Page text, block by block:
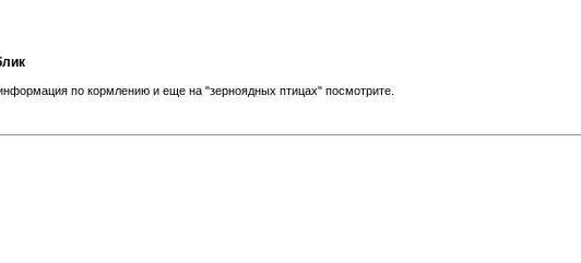
по кормлению и еще на "зерноядных птицах" посмотрите.